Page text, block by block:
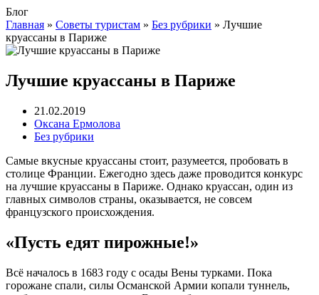
Блог
Главная » Советы туристам » Без рубрики » Лучшие
круассаны в Париже
Лучшие круассаны в Париже
21.02.2019
Оксана Ермолова
Без рубрики
Самые вкусные круассаны стоит, разумеется, пробовать в
столице Франции. Ежегодно здесь даже проводится конкурс
на лучшие круассаны в Париже. Однако круассан, один из
главных символов страны, оказывается, не совсем
французского происхождения.
«Пусть едят пирожные!»
Всё началось в 1683 году с осады Вены турками. Пока
горожане спали, силы Османской Армии копали туннель,